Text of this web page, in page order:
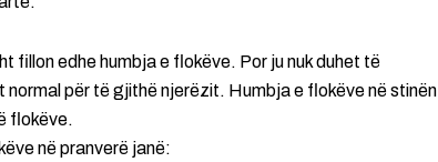
fillon edhe humbja e flokëve. Por ju nuk duhet të
për të gjithë njerëzit. Humbja e flokëve në stinën
flokëve.
në pranverë janë: